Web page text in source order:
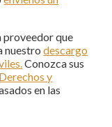
proveedor que
nuestrodescargo
Conozca sus
Derechos y
en las